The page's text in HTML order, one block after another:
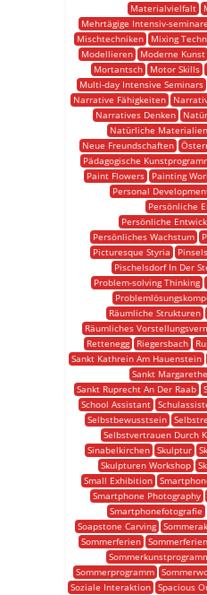
Materialvielfalt
Mehrtägige Intensiv-seminare
Mischtechniken
Mixing
Modellieren
Moderne Kunst
Mortantsch
Motor Skills
Multi-day Intensive Seminars
Narrative Fähigkeiten
Narratives Denken
Natürliche Materialien
Neue Freundschaften
Pädagogische
Paint Flowers
Painting
Personal
Persönliche
Persönliche
Persönliches Wachstum
Picturesque Styria
Pischelsdorf In Der
Problem-solving Thinking
Räumliche Strukturen
Räumliches
Rettenegg
Riegersbach
Sankt Kathrein Am Hauenstein
Sankt
Sankt Ruprecht An Der Raab
School Assistant
Selbstbewusstsein
Selbstvertrauen Durch
Sinabelkirchen Skulptur
Skulpturen Workshop
Small Exhibition
Smartphone Photography
Smartphonefotografie
Soapstone Carving
Sommerferien
Sommerprogramm
Soziale Interaktion
Spacious